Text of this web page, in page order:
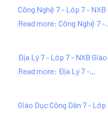
Công Nghệ 7 - Lớp 7 - NXB
Read more: Công Nghệ 7 -
Địa Lý 7 - Lớp 7 - NXB
Read more: Địa Lý 7 -...
Giáo Dục Công Dân 7 -